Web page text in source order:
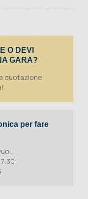
O DEVI
GARA?
quotazione
per fare